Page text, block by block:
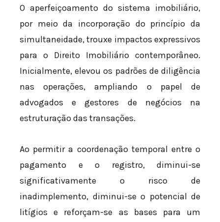
O aperfeiçoamento do sistema imobiliário,
por meio da incorporação do princípio da
simultaneidade, trouxe impactos expressivos
para o Direito Imobiliário contemporâneo.
Inicialmente, elevou os padrões de diligência
nas operações, ampliando o papel de
advogados e gestores de negócios na
estruturação das transações.
Ao permitir a coordenação temporal entre o
pagamento e o registro, diminui-se
significativamente o risco de
inadimplemento, diminui-se o potencial de
litígios e reforçam-se as bases para um